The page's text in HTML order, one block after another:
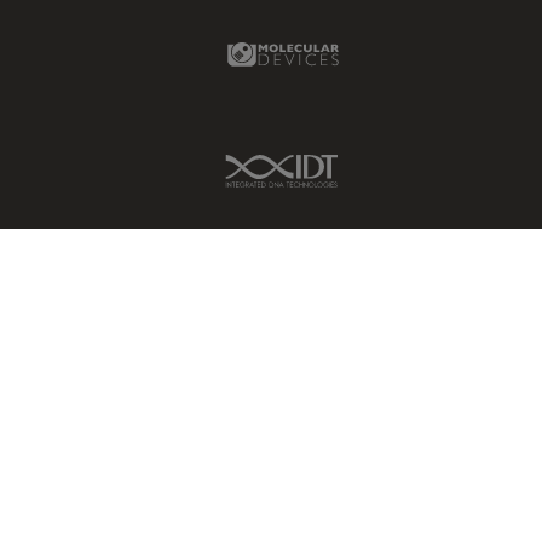
Molecular Devices Link
IDT Link